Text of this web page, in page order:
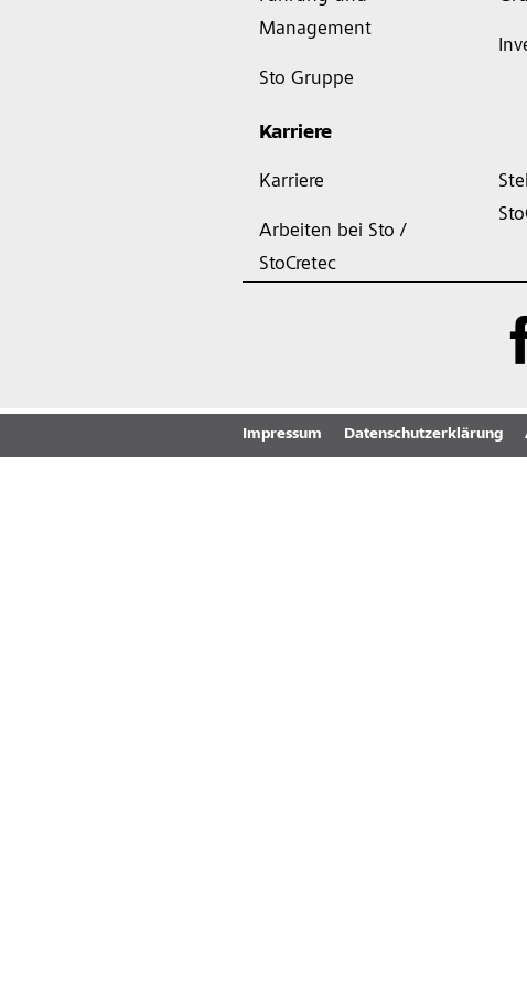
Management
Sto Gruppe
Karriere
Karriere
Arbeiten bei Sto /
StoCretec
Impressum Datenschutzerklärung